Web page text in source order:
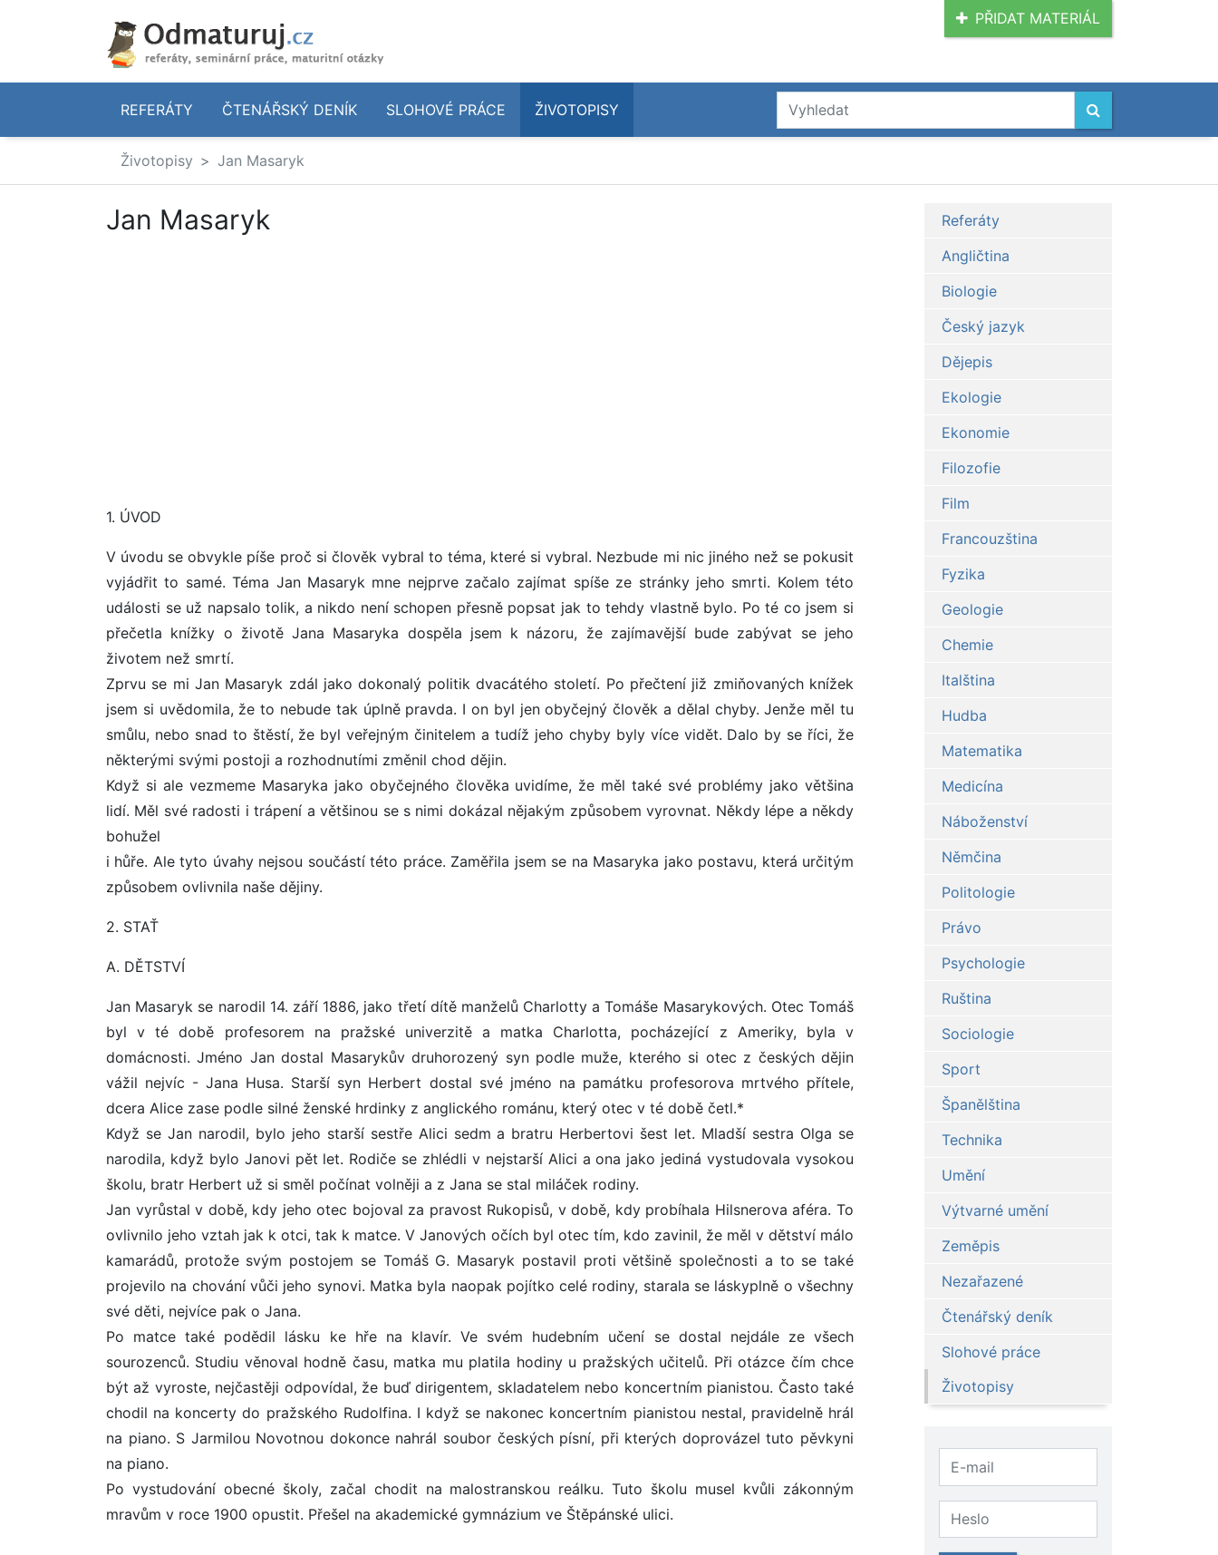
PŘIDAT MATERIÁL
REFERÁTY ČTENÁŘSKÝ DENÍK SLOHOVÉ PRÁCE ŽIVOTOPISY
Životopisy Jan Masaryk
Jan Masaryk
1. ÚVOD
V úvodu se obvykle píše proč si člověk vybral to téma, které si vybral. Nezbude mi nic jiného než se pokusit
vyjádřit to samé. Téma Jan Masaryk mne nejprve začalo zajímat spíše ze stránky jeho smrti. Kolem této
události se už napsalo tolik, a nikdo není schopen přesně popsat jak to tehdy vlastně bylo. Po té co jsem si
přečetla knížky o životě Jana Masaryka dospěla jsem k názoru, že zajímavější bude zabývat se jeho
životem než smrtí.
Zprvu se mi Jan Masaryk zdál jako dokonalý politik dvacátého století. Po přečtení již zmiňovaných knížek
jsem si uvědomila, že to nebude tak úplně pravda. I on byl jen obyčejný člověk a dělal chyby. Jenže měl tu
smůlu, nebo snad to štěstí, že byl veřejným činitelem a tudíž jeho chyby byly více vidět. Dalo by se říci, že
některými svými postoji a rozhodnutími změnil chod dějin.
Když si ale vezmeme Masaryka jako obyčejného člověka uvidíme, že měl také své problémy jako většina
lidí. Měl své radosti i trápení a většinou se s nimi dokázal nějakým způsobem vyrovnat. Někdy lépe a někdy
bohužel
i hůře. Ale tyto úvahy nejsou součástí této práce. Zaměřila jsem se na Masaryka jako postavu, která určitým
způsobem ovlivnila naše dějiny.
2. STAŤ
A. DĚTSTVÍ
Jan Masaryk se narodil 14. září 1886, jako třetí dítě manželů Charlotty a Tomáše Masarykových. Otec Tomáš
byl v té době profesorem na pražské univerzitě a matka Charlotta, pocházející z Ameriky, byla v
domácnosti. Jméno Jan dostal Masarykův druhorozený syn podle muže, kterého si otec z českých dějin
vážil nejvíc - Jana Husa. Starší syn Herbert dostal své jméno na památku profesorova mrtvého přítele,
dcera Alice zase podle silné ženské hrdinky z anglického románu, který otec v té době četl.*
Když se Jan narodil, bylo jeho starší sestře Alici sedm a bratru Herbertovi šest let. Mladší sestra Olga se
narodila, když bylo Janovi pět let. Rodiče se zhlédli v nejstarší Alici a ona jako jediná vystudovala vysokou
školu, bratr Herbert už si směl počínat volněji a z Jana se stal miláček rodiny.
Jan vyrůstal v době, kdy jeho otec bojoval za pravost Rukopisů, v době, kdy probíhala Hilsnerova aféra. To
ovlivnilo jeho vztah jak k otci, tak k matce. V Janových očích byl otec tím, kdo zavinil, že měl v dětství málo
kamarádů, protože svým postojem se Tomáš G. Masaryk postavil proti většině společnosti a to se také
projevilo na chování vůči jeho synovi. Matka byla naopak pojítko celé rodiny, starala se láskyplně o všechny
své děti, nejvíce pak o Jana.
Po matce také podědil lásku ke hře na klavír. Ve svém hudebním učení se dostal nejdále ze všech
sourozenců. Studiu věnoval hodně času, matka mu platila hodiny u pražských učitelů. Při otázce čím chce
být až vyroste, nejčastěji odpovídal, že buď dirigentem, skladatelem nebo koncertním pianistou. Často také
chodil na koncerty do pražského Rudolfina. I když se nakonec koncertním pianistou nestal, pravidelně hrál
na piano. S Jarmilou Novotnou dokonce nahrál soubor českých písní, při kterých doprovázel tuto pěvkyni
na piano.
Po vystudování obecné školy, začal chodit na malostranskou reálku. Tuto školu musel kvůli zákonným
mravům v roce 1900 opustit. Přešel na akademické gymnázium ve Štěpánské ulici.
Referáty
Angličtina
Biologie
Český jazyk
Dějepis
Ekologie
Ekonomie
Filozofie
Film
Francouzština
Fyzika
Geologie
Chemie
Italština
Hudba
Matematika
Medicína
Náboženství
Němčina
Politologie
Právo
Psychologie
Ruština
Sociologie
Sport
Španělština
Technika
Umění
Výtvarné umění
Zeměpis
Nezařazené
Čtenářský deník
Slohové práce
Životopisy